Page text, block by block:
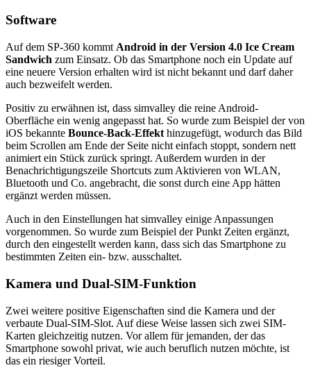
Software
Auf dem SP-360 kommt Android in der Version 4.0 Ice Cream
Sandwich zum Einsatz. Ob das Smartphone noch ein Update auf
eine neuere Version erhalten wird ist nicht bekannt und darf daher
auch bezweifelt werden.
Positiv zu erwähnen ist, dass simvalley die reine Android-
Oberfläche ein wenig angepasst hat. So wurde zum Beispiel der von
iOS bekannte Bounce-Back-Effekt hinzugefügt, wodurch das Bild
beim Scrollen am Ende der Seite nicht einfach stoppt, sondern nett
animiert ein Stück zurück springt. Außerdem wurden in der
Benachrichtigungszeile Shortcuts zum Aktivieren von WLAN,
Bluetooth und Co. angebracht, die sonst durch eine App hätten
ergänzt werden müssen.
Auch in den Einstellungen hat simvalley einige Anpassungen
vorgenommen. So wurde zum Beispiel der Punkt Zeiten ergänzt,
durch den eingestellt werden kann, dass sich das Smartphone zu
bestimmten Zeiten ein- bzw. ausschaltet.
Kamera und Dual-SIM-Funktion
Zwei weitere positive Eigenschaften sind die Kamera und der
verbaute Dual-SIM-Slot. Auf diese Weise lassen sich zwei SIM-
Karten gleichzeitig nutzen. Vor allem für jemanden, der das
Smartphone sowohl privat, wie auch beruflich nutzen möchte, ist
das ein riesiger Vorteil.